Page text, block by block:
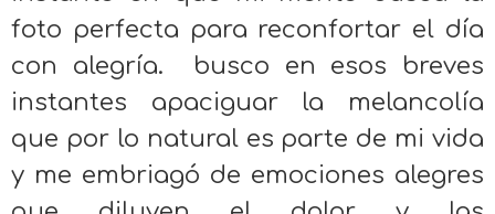
foto perfecta para reconfortar el día
con alegría. busco en esos breves
instantes apaciguar la melancolía
que por lo natural es parte de mi vida
y me embriagó de emociones alegres